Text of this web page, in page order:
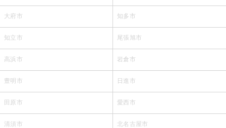
大府市 知多市
知立市 尾張旭市
高浜市 岩倉市
豊明市 日進市
田原市 愛西市
清須市 北名古屋市